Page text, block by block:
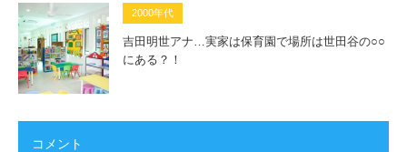
2000年代
吉田明世アナ…実家は保育園で場所は世田谷の○○
にある？！
コメント